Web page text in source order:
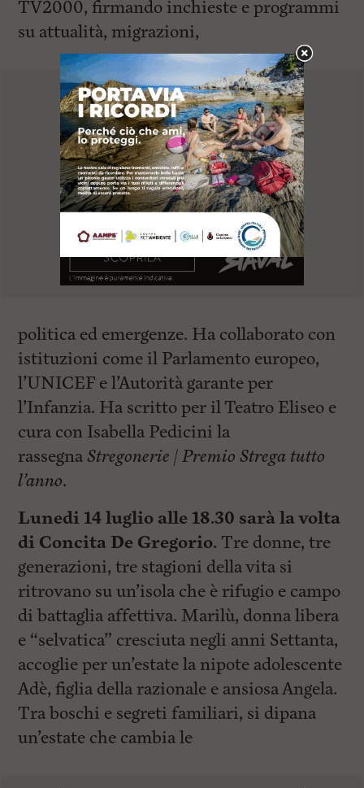
TV2000, firmando inchieste e programmi
su attualità, migrazioni,
politica ed emergenze. Ha collaborato con
istituzioni come il Parlamento europeo,
l’UNICEF e l’Autorità garante per
l’Infanzia. Ha scritto per il Teatro Eliseo e
cura con Isabella Pedicini la
rassegnaStregonerie | Premio Strega tutto
l’anno.
Lunedi 14 luglio alle 18.30 sarà la volta
di Concita De Gregorio. Tre donne, tre
generazioni, tre stagioni della vita si
ritrovano su un’isola che è rifugio e campo
di battaglia affettiva. Marilù, donna libera
e “selvatica” cresciuta negli anni Settanta,
accoglie per un’estate la nipote adolescente
Adè, figlia della razionale e ansiosa Angela.
Tra boschi e segreti familiari, si dipana
un’estate che cambia le